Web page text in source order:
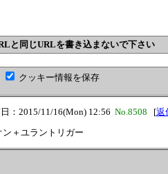
と同じURLを書き込まないで下さい
クッキー情報を保存
：2015/11/16(Mon) 12:56 No.8508 [返
ン＋ユラントリガー